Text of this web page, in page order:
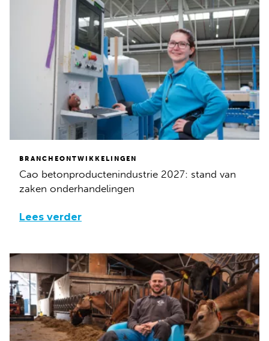
BRANCHEONTWIKKELINGEN
Cao betonproductenindustrie 2027: stand van
zaken onderhandelingen
Lees verder